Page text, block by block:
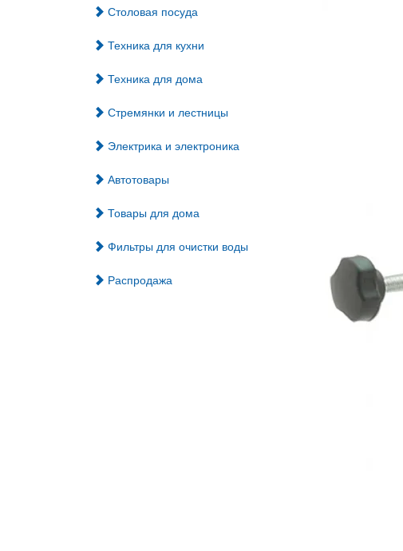
Столовая посуда
Техника для кухни
Техника для дома
Стремянки и лестницы
Электрика и электроника
Автотовары
Товары для дома
Фильтры для очистки воды
Распродажа